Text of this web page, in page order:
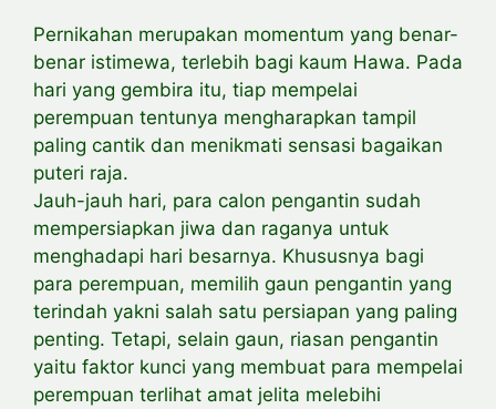
Pernikahan merupakan momentum yang benar-
benar istimewa, terlebih bagi kaum Hawa. Pada
hari yang gembira itu, tiap mempelai
perempuan tentunya mengharapkan tampil
paling cantik dan menikmati sensasi bagaikan
puteri raja.
Jauh-jauh hari, para calon pengantin sudah
mempersiapkan jiwa dan raganya untuk
menghadapi hari besarnya. Khususnya bagi
para perempuan, memilih gaun pengantin yang
terindah yakni salah satu persiapan yang paling
penting. Tetapi, selain gaun, riasan pengantin
yaitu faktor kunci yang membuat para mempelai
perempuan terlihat amat jelita melebihi